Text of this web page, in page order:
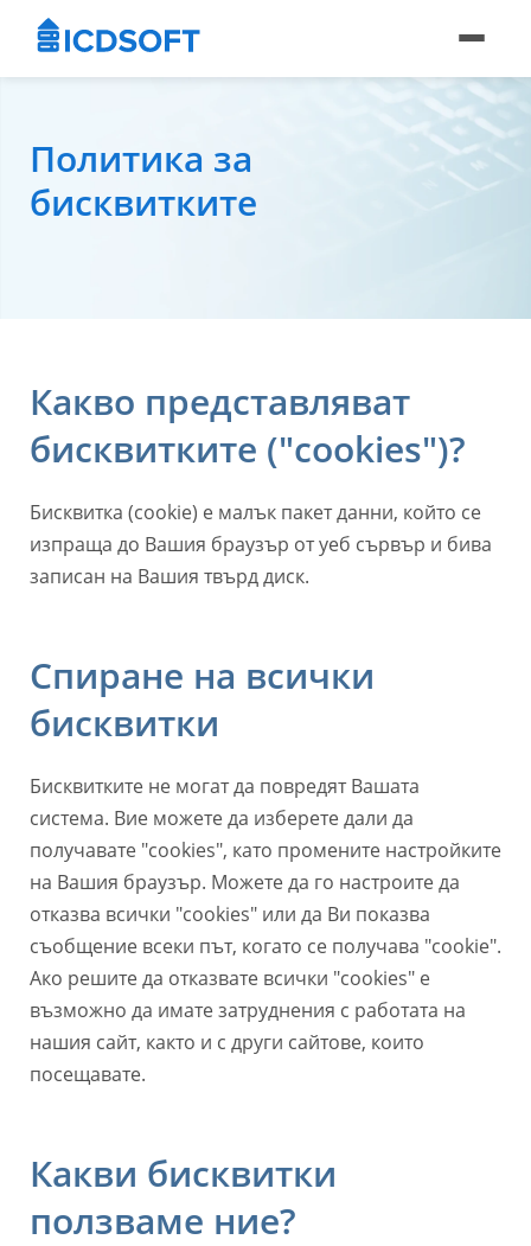
Политика за
бисквитките
Какво представляват
бисквитките ("cookies")?
Бисквитка (cookie) е малък пакет данни, който се
изпраща до Вашия браузър от уеб сървър и бива
записан на Вашия твърд диск.
Спиране на всички
бисквитки
Бисквитките не могат да повредят Вашата
система. Вие можете да изберете дали да
получавате "cookies", като промените настройките
на Вашия браузър. Можете да го настроите да
отказва всички "cookies" или да Ви показва
съобщение всеки път, когато се получава "cookie".
Ако решите да отказвате всички "cookies" е
възможно да имате затруднения с работата на
нашия сайт, както и с други сайтове, които
посещавате.
Какви бисквитки
ползваме ние?